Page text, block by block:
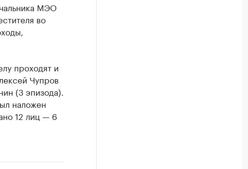
МЭО
во
проходят и
Чупров
(3 эпизода).
наложен
12 лиц — 6